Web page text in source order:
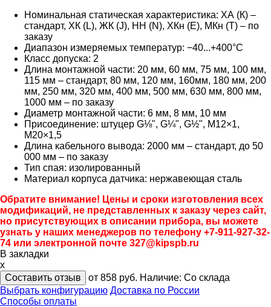
Номинальная статическая характеристика: ХА (К) –
стандарт, ХК (L), ЖК (J), НН (N), ХКн (E), МКн (Т) – по
заказу
Диапазон измеряемых температур: −40...+400°С
Класс допуска: 2
Длина монтажной части: 20 мм, 60 мм, 75 мм, 100 мм,
115 мм – стандарт, 80 мм, 120 мм, 160мм, 180 мм, 200
мм, 250 мм, 320 мм, 400 мм, 500 мм, 630 мм, 800 мм,
1000 мм – по заказу
Диаметр монтажной части: 6 мм, 8 мм, 10 мм
Присоединение: штуцер G⅛", G¼", G½", М12×1,
М20×1,5
Длина кабельного вывода: 2000 мм – стандарт, до 50
000 мм – по заказу
Тип спая: изолированный
Материал корпуса датчика: нержавеющая сталь
Обратите внимание! Цены и сроки изготовления всех
модификаций, не представленных к заказу через сайт,
но присутствующих в описании прибора, вы можете
узнать у наших менеджеров по телефону +7-911-927-32-
74 или электронной почте 327@kipspb.ru
В закладки
x
Составить отзыв
от 858 руб. Наличие: Со склада
Выбрать конфигурацию Доставка по России
Способы оплаты